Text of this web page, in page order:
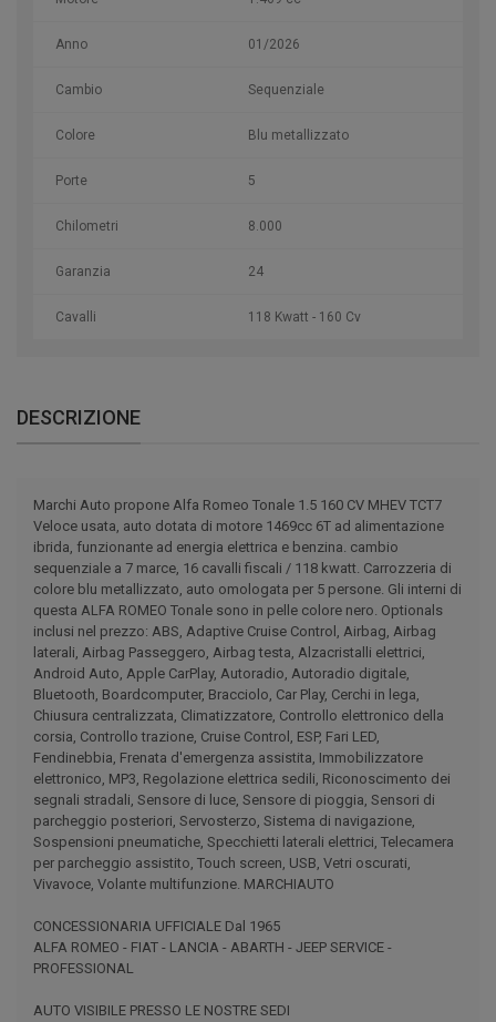
Anno 01/2026
Cambio Sequenziale
Colore Blu metallizzato
Porte 5
Chilometri 8.000
Garanzia 24
Cavalli 118 Kwatt - 160 Cv
DESCRIZIONE
Marchi Auto propone Alfa Romeo Tonale 1.5 160 CV MHEV TCT7
Veloce usata, auto dotata di motore 1469cc 6T ad alimentazione
ibrida, funzionante ad energia elettrica e benzina. cambio
sequenziale a 7 marce, 16 cavalli fiscali / 118 kwatt. Carrozzeria di
colore blu metallizzato, auto omologata per 5 persone. Gli interni di
questa ALFA ROMEO Tonale sono in pelle colore nero. Optionals
inclusi nel prezzo: ABS, Adaptive Cruise Control, Airbag, Airbag
laterali, Airbag Passeggero, Airbag testa, Alzacristalli elettrici,
Android Auto, Apple CarPlay, Autoradio, Autoradio digitale,
Bluetooth, Boardcomputer, Bracciolo, Car Play, Cerchi in lega,
Chiusura centralizzata, Climatizzatore, Controllo elettronico della
corsia, Controllo trazione, Cruise Control, ESP, Fari LED,
Fendinebbia, Frenata d'emergenza assistita, Immobilizzatore
elettronico, MP3, Regolazione elettrica sedili, Riconoscimento dei
segnali stradali, Sensore di luce, Sensore di pioggia, Sensori di
parcheggio posteriori, Servosterzo, Sistema di navigazione,
Sospensioni pneumatiche, Specchietti laterali elettrici, Telecamera
per parcheggio assistito, Touch screen, USB, Vetri oscurati,
Vivavoce, Volante multifunzione. MARCHIAUTO
CONCESSIONARIA UFFICIALE Dal 1965
ALFA ROMEO - FIAT - LANCIA - ABARTH - JEEP SERVICE -
PROFESSIONAL
AUTO VISIBILE PRESSO LE NOSTRE SEDI